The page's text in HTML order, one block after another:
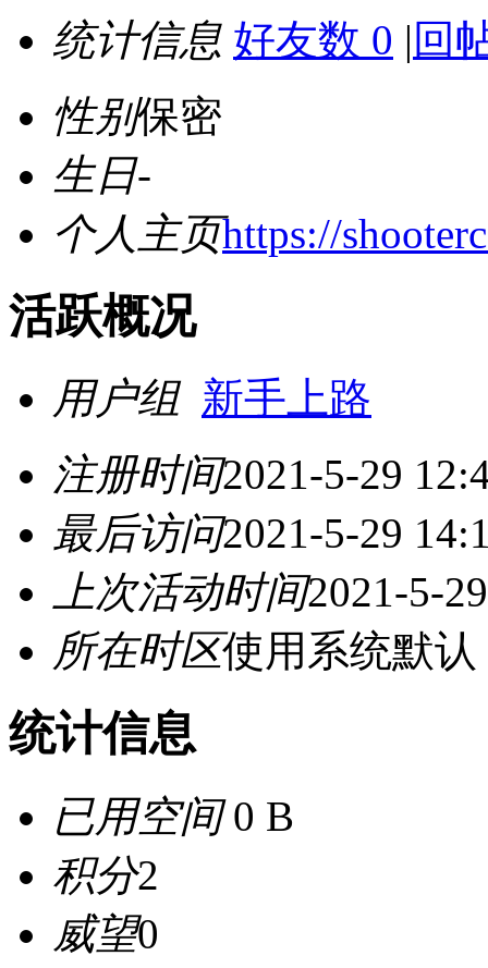
统计信息 好友数 0 | 回
性别保密
生日-
个人主页https://
活跃概况
用户组 新手上路
注册时间2021-5-29
最后访问2021-5-29
上次活动时间2021-5-
所在时区使用系统默认
统计信息
已用空间0 B
积分2
威望0